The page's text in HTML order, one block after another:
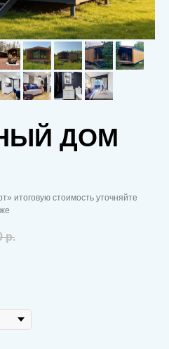
ДОМ
итоговую стоимость уточняйте
р.